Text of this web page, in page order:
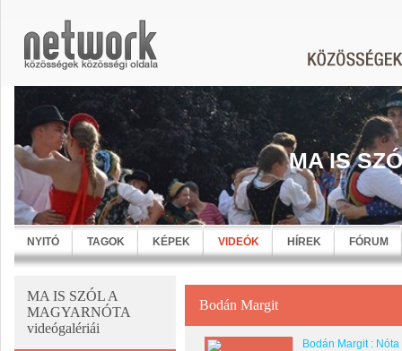
MA IS
NYITÓ TAGOK KÉPEK VIDEÓK HÍREK FÓRUM
MA IS SZÓL A
MAGYARNÓTA
videógalériái
Bodán Margit
Bodán Margit : Nóta